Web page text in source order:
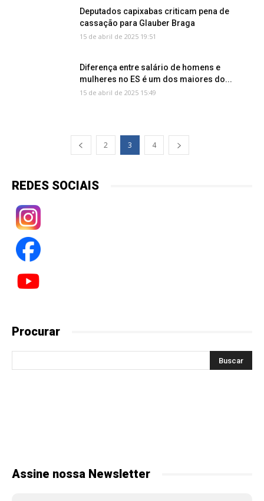
Deputados capixabas criticam pena de
cassação para Glauber Braga
15 de abril de 2025 19:51
Diferença entre salário de homens e
mulheres no ES é um dos maiores do...
15 de abril de 2025 15:49
2 3 4
REDES SOCIAIS
Procurar
Assine nossa Newsletter